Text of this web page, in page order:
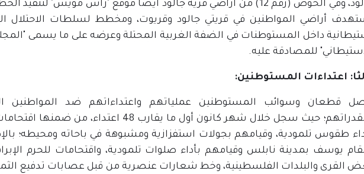
داخل المستوطنات في الضفة الغربية المحتلة وعرضه على ما يسمى
للمصادقة عليه.
اعتداءات المستوطنين:
قطعان وسوائب المستوطنين عملياتهم واعتداءاتهم ضد المواطنين
ومقدراتهم؛ حيث سجل خلال شهر كانون أول ما يقارب
طقوس تلمودية، وقيامهم بجولات استفزازية ومشبوهة في باحاته ومحيطه؛
يوسف بمدينة نابلس وقيامهم بأداء صلوات تلمودية، واقتحامات للحرم
القرى والبلدات الفلسطينية، وخط شعارات عنصرية من قبل عصابات تدفيع